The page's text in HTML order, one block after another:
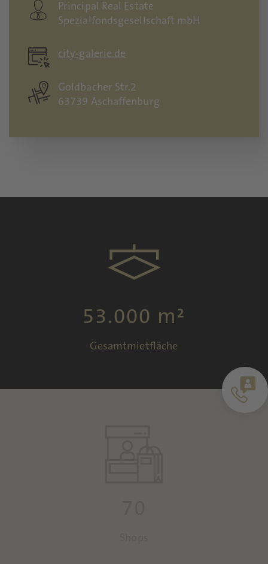
Principal Real Estate
Spezialfondsgesellschaft mbH
city-galerie.de
Goldbacher Str.2
63739 Aschaffenburg
53.000 m²
Gesamtmietfläche